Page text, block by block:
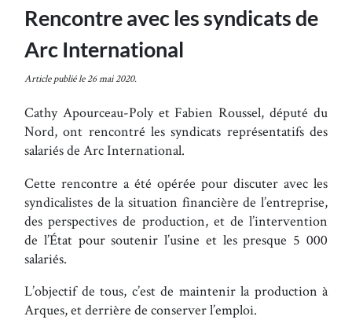
Rencontre avec les syndicats de
Arc International
Article publié le 26 mai 2020.
Cathy Apourceau-Poly et Fabien Roussel, député du
Nord, ont rencontré les syndicats représentatifs des
salariés de Arc International.
Cette rencontre a été opérée pour discuter avec les
syndicalistes de la situation financière de l’entreprise,
des perspectives de production, et de l’intervention
de l’État pour soutenir l’usine et les presque 5 000
salariés.
L’objectif de tous, c’est de maintenir la production à
Arques, et derrière de conserver l’emploi.